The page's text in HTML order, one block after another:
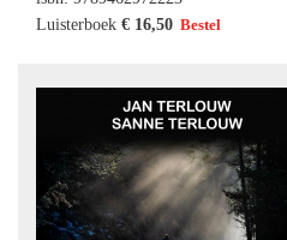
Luisterboek € 16,50